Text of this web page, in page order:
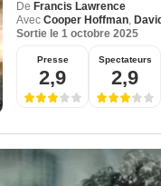
De Francis Lawrence
Avec Cooper Hoffman,
Sortie le 1 octobre 2025
Presse
2,9
Spectateurs
2,9